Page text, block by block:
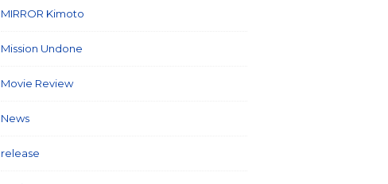
MIRROR Kimoto
Mission Undone
Movie Review
News
release